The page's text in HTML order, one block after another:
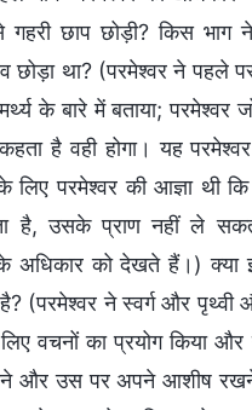
छाप छोड़ी? किस भाग
छोड़ा था? (परमेश्वर ने पहले
के बारे में बताया; परमेश्वर
है वही होगा। यह परमेश्वर
परमेश्वर की आज्ञा थी
है, उसके प्राण नहीं ले
अधिकार को देखते हैं।) क्या
(परमेश्वर ने स्वर्ग और पृथ्वी
वचनों का प्रयोग किया
और उस पर अपने आशीष